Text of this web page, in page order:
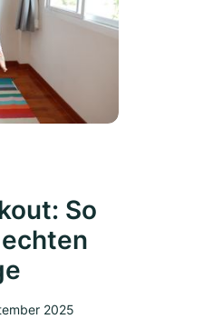
So
2025